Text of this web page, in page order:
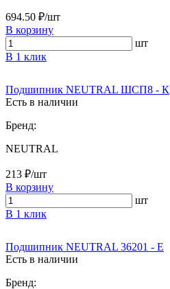
694.50 ₽/шт
В корзину
шт
В 1 клик
Подшипник NEUTRAL ШСП8 - К
Есть в наличии
Бренд:
NEUTRAL
213 ₽/шт
В корзину
шт
В 1 клик
Подшипник NEUTRAL 36201 - Е
Есть в наличии
Бренд: